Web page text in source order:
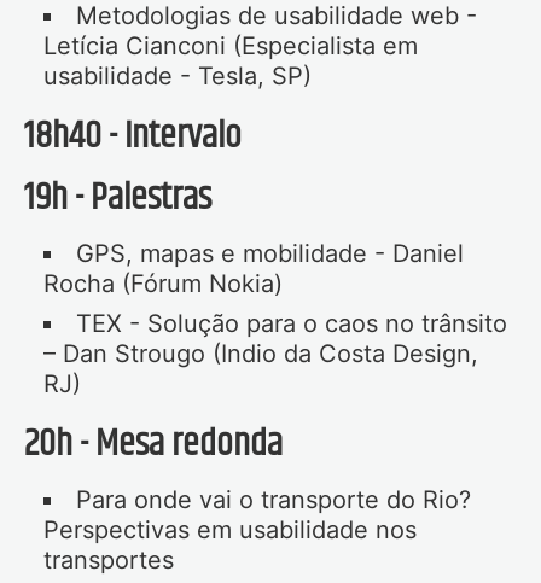
Metodologias de usabilidade web -
Letícia Cianconi (Especialista em
usabilidade - Tesla, SP)
18h40 - Intervalo
19h - Palestras
GPS, mapas e mobilidade - Daniel
Rocha (Fórum Nokia)
TEX - Solução para o caos no trânsito
– Dan Strougo (Indio da Costa Design,
RJ)
20h - Mesa redonda
Para onde vai o transporte do Rio?
Perspectivas em usabilidade nos
transportes